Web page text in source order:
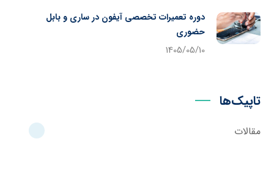
دوره تعمیرات تخصصی آیفون در ساری و بابل
حضوری
1405/05/10
تاپیک‌ها
مقالات